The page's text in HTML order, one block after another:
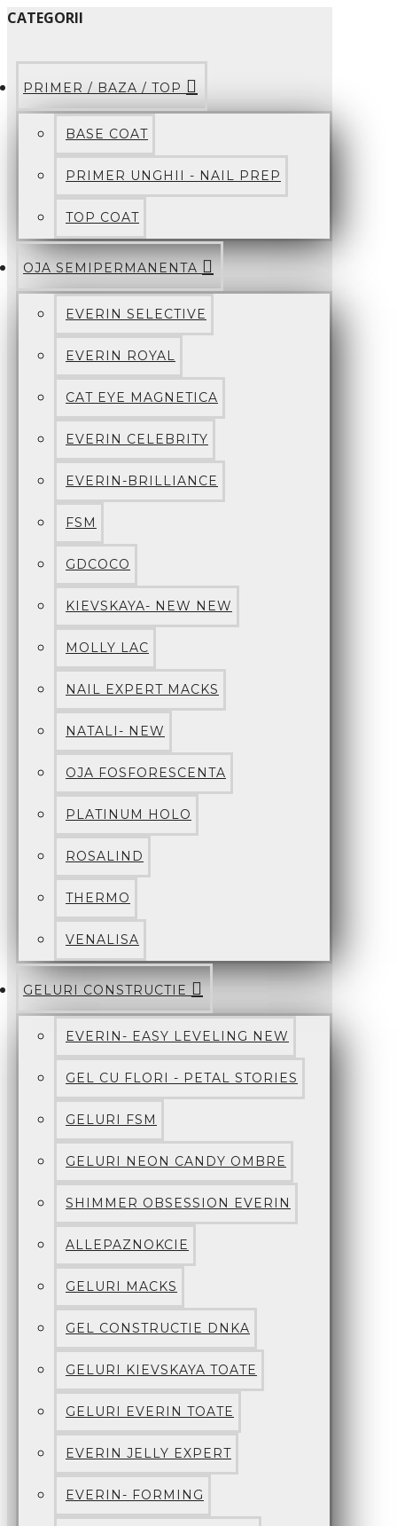
CATEGORII
PRIMER / BAZA / TOP
BASE COAT
PRIMER UNGHII - NAIL PREP
TOP COAT
OJA SEMIPERMANENTA
EVERIN SELECTIVE
EVERIN ROYAL
CAT EYE MAGNETICA
EVERIN CELEBRITY
EVERIN-BRILLIANCE
FSM
GDCOCO
KIEVSKAYA- NEW NEW
MOLLY LAC
NAIL EXPERT MACKS
NATALI- NEW
OJA FOSFORESCENTA
PLATINUM HOLO
ROSALIND
THERMO
VENALISA
GELURI CONSTRUCTIE
EVERIN- EASY LEVELING NEW
GEL CU FLORI - PETAL STORIES
GELURI FSM
GELURI NEON CANDY OMBRE
SHIMMER OBSESSION EVERIN
ALLEPAZNOKCIE
GELURI MACKS
GEL CONSTRUCTIE DNKA
GELURI KIEVSKAYA TOATE
GELURI EVERIN TOATE
EVERIN JELLY EXPERT
EVERIN- FORMING